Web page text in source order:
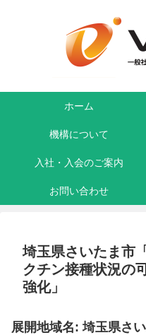
ホーム
機構について
入社・入会のご案内
お問い合わせ
埼玉県さいたま市
クチン接種状況の
強化」
展開地域名: 埼玉県さ